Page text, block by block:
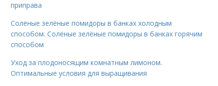
приправа
Солёные зелёные помидоры в банках холодным
способом. Солёные зелёные помидоры в банках горячим
способом
Уход за плодоносящим комнатным лимоном.
Оптимальные условия для выращивания